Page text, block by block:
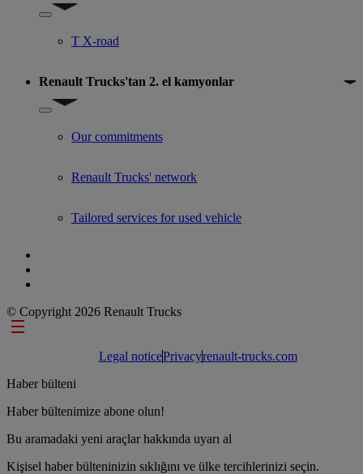
Show submenu for 2. el kamyon teklifleri
T X-road
Renault Trucks'tan 2. el kamyonlar
Show submenu for Renault Trucks'tan 2. el kamyonlar
Our commitments
Renault Trucks' network
Tailored services for used vehicle
© Copyright 2026 Renault Trucks
Footer links
Legal noticePrivacyrenault-trucks.com
Haber bülteni
Haber bültenimize abone olun!
Bu aramadaki yeni araçlar hakkında uyarı al
Kişisel haber bülteninizin sıklığını ve ülke tercihlerinizi seçin.